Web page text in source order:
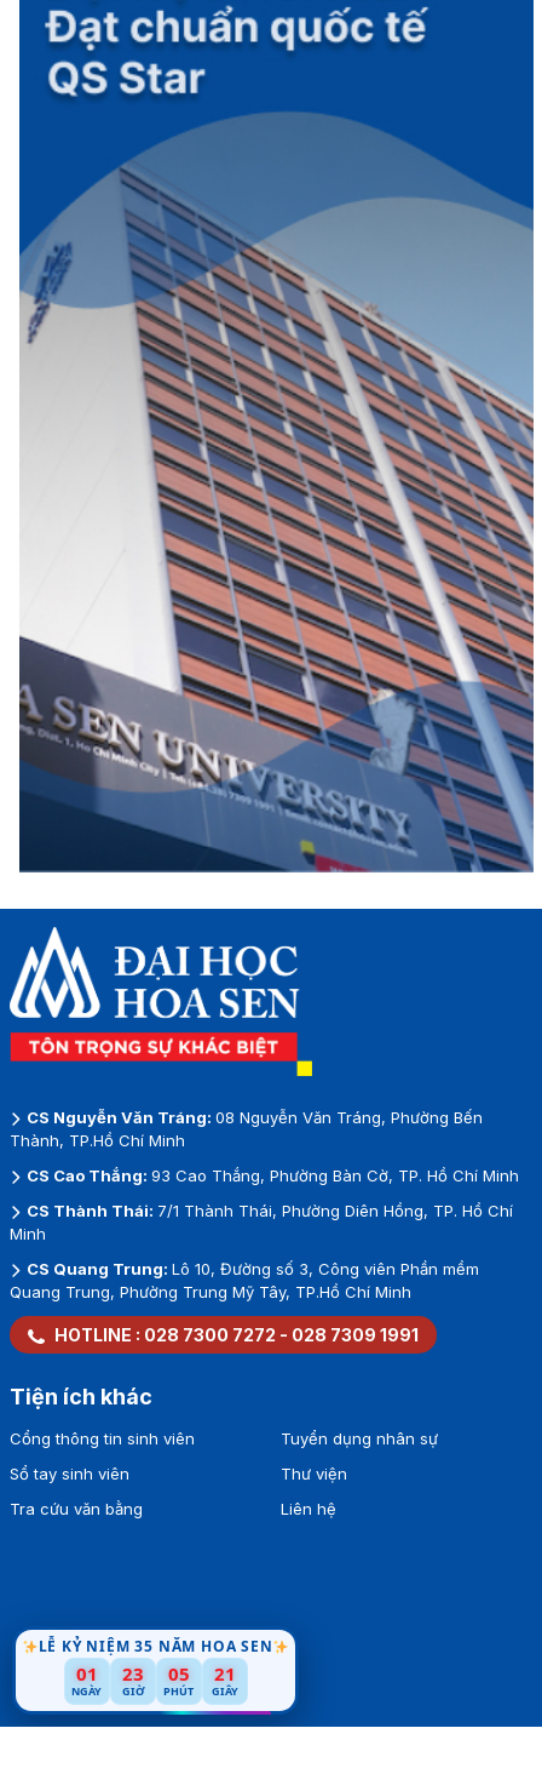
LỄ KỶ NIỆM 35 NĂM HOA SEN
01
NGÀY
23
GIỜ
05
PHÚT
20
GIÂY
CS Nguyễn Văn Tráng: 08 Nguyễn Văn Tráng, Phường Bến
Thành, TP.Hồ Chí Minh
CS Cao Thắng: 93 Cao Thắng, Phường Bàn Cờ, TP. Hồ Chí Minh
CS Thành Thái: 7/1 Thành Thái, Phường Diên Hồng, TP. Hồ Chí
Minh
CS Quang Trung: Lô 10, Đường số 3, Công viên Phần mềm
Quang Trung, Phường Trung Mỹ Tây, TP.Hồ Chí Minh
HOTLINE : 028 7300 7272 - 028 7309 1991
Tiện ích khác
Cổng thông tin sinh viên
Sổ tay sinh viên
Tra cứu văn bằng
Tuyển dụng nhân sự
Thư viện
Liên hệ